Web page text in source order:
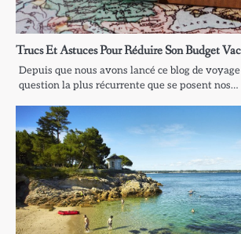
Trucs Et Astuces Pour Réduire Son Budget
Depuis que nous avons lancé ce blog de
question la plus récurrente que se posent nos…